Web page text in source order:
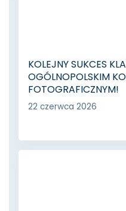
KOLEJNY SUKCES
OGÓLNOPOLSKIM
FOTOGRAFICZNYM!
22 czerwca 2026